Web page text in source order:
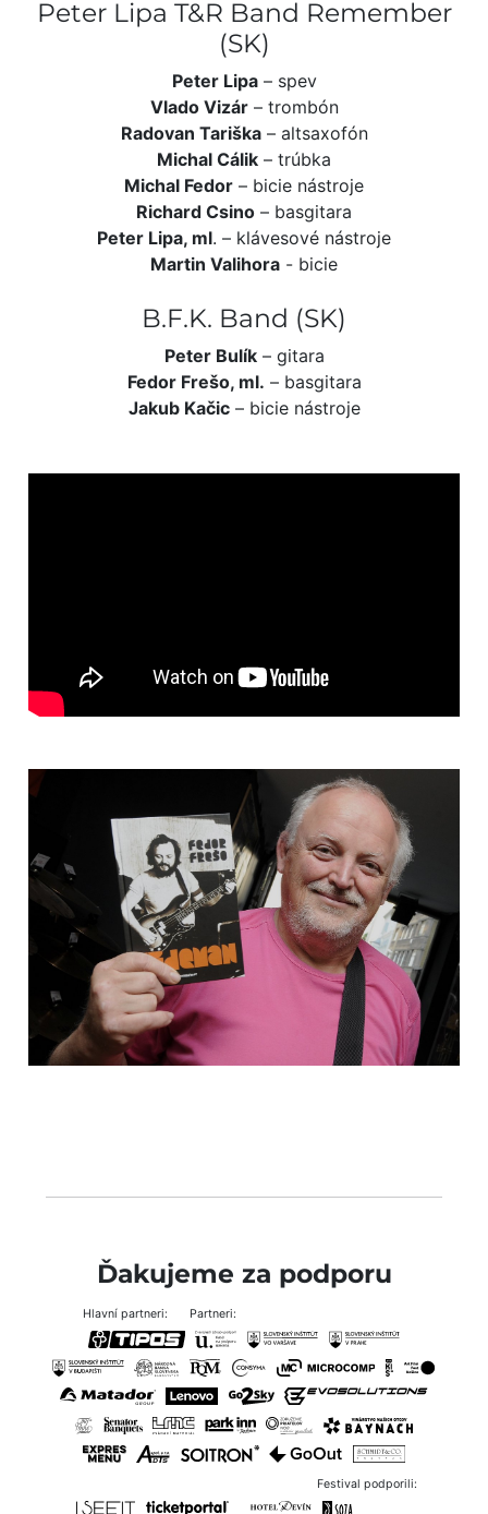
Peter Lipa T&R Band Remember
(SK)
Peter Lipa– spev
Vlado Vizár– trombón
Radovan Tariška– altsaxofón
Michal Cálik – trúbka
Michal Fedor – bicie nástroje
Richard Csino – basgitara
Peter Lipa, ml. – klávesové nástroje
Martin Valihora - bicie
B.F.K. Band (SK)
Peter Bulík– gitara
Fedor Frešo, ml. – basgitara
Jakub Kačic– bicie nástroje
Ďakujeme za podporu
Hlavní partneri: Partneri:
Festival podporili: